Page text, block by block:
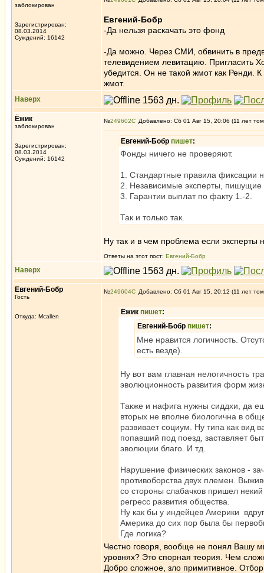
заблокирован
Зарегистрирован:
08.03.2014
Суждений: 16142
Евгений-Бобр
-Да нельзя раскачать это фонд
-Да можно. Через СМИ, обвинить в
телевидением левитацию. Пригласить
убедится. Он не такой жмот как Ренди.
жмот.
Наверх
Ёжик
заблокирован
Зарегистрирован:
08.03.2014
Суждений: 16142
№249602 Добавлено: Сб 01 Авг 15, 20:06 (11 лет
Евгений-Бобр пишет:
Фонды ничего не проверяют.
1. Стандартные правила фиксации
2. Независимые эксперты, пишущие
3. Гарантии выплат по факту 1.-2.
Так и только так.
Ну так и в чем проблема если эксперты
Ответы на этот пост: Евгений-Бобр
Наверх
Евгений-Бобр
Гость
Откуда: Mcallen
№249604 Добавлено: Сб 01 Авг 15, 20:12 (11 лет
Ёжик пишет:
Евгений-Бобр пишет:
Мне нравится логичность.
есть везде).
Ну вот вам главная нелогичность
эволюционность развития форм
Также и нафига нужны сиддхи, да
вторых не вполне биологична в
развивает социум. Ну типа как вид
попавший под поезд, заставляет
эволюции благо. И тд.
Нарушение физических законов -
противоборства двух племен.
со стороны слабачков пришел
регресс развития общества.
Ну как бы у индейцев Америки
Америка до сих пор была бы
Где логика?
Честно говоря, вообще не понял Вашу
уровнях? Это спорная теория. Чем
Добро сложное, зло примитивное.